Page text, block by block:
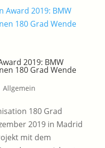
2019: BMW
180 Grad Wende
Allgemein
180 Grad
2019 in Madrid
mit dem